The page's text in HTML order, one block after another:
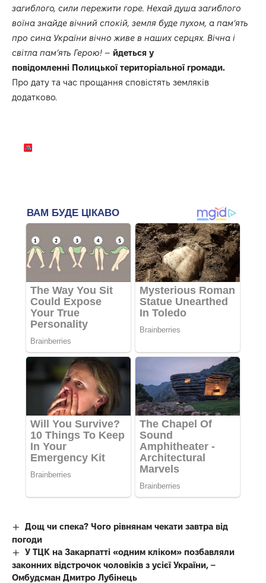
загиблого, сили пережити горе. Нехай душа загиблого
воїна знайде вічний спокій, земля буде пухом, а пам’ять
про сина України вічно живе в наших серцях. Вічна і
світла пам’ять Герою! – йдеться у
повідомленні Полицької територіальної громади.
Про дату та час прощання сповістять земляків
додатково.
Дощ чи спека? Чого рівнянам чекати завтра від
погоди
У ТЦК на Закарпатті «одним кліком» позбавляли
законних відстрочок чоловіків з усієї України, –
Омбудсман Дмитро Лубінець